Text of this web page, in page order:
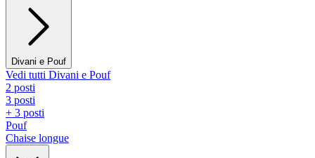
Divani e Pouf
Vedi tutti Divani e Pouf
2 posti
3 posti
+ 3 posti
Pouf
Chaise longue